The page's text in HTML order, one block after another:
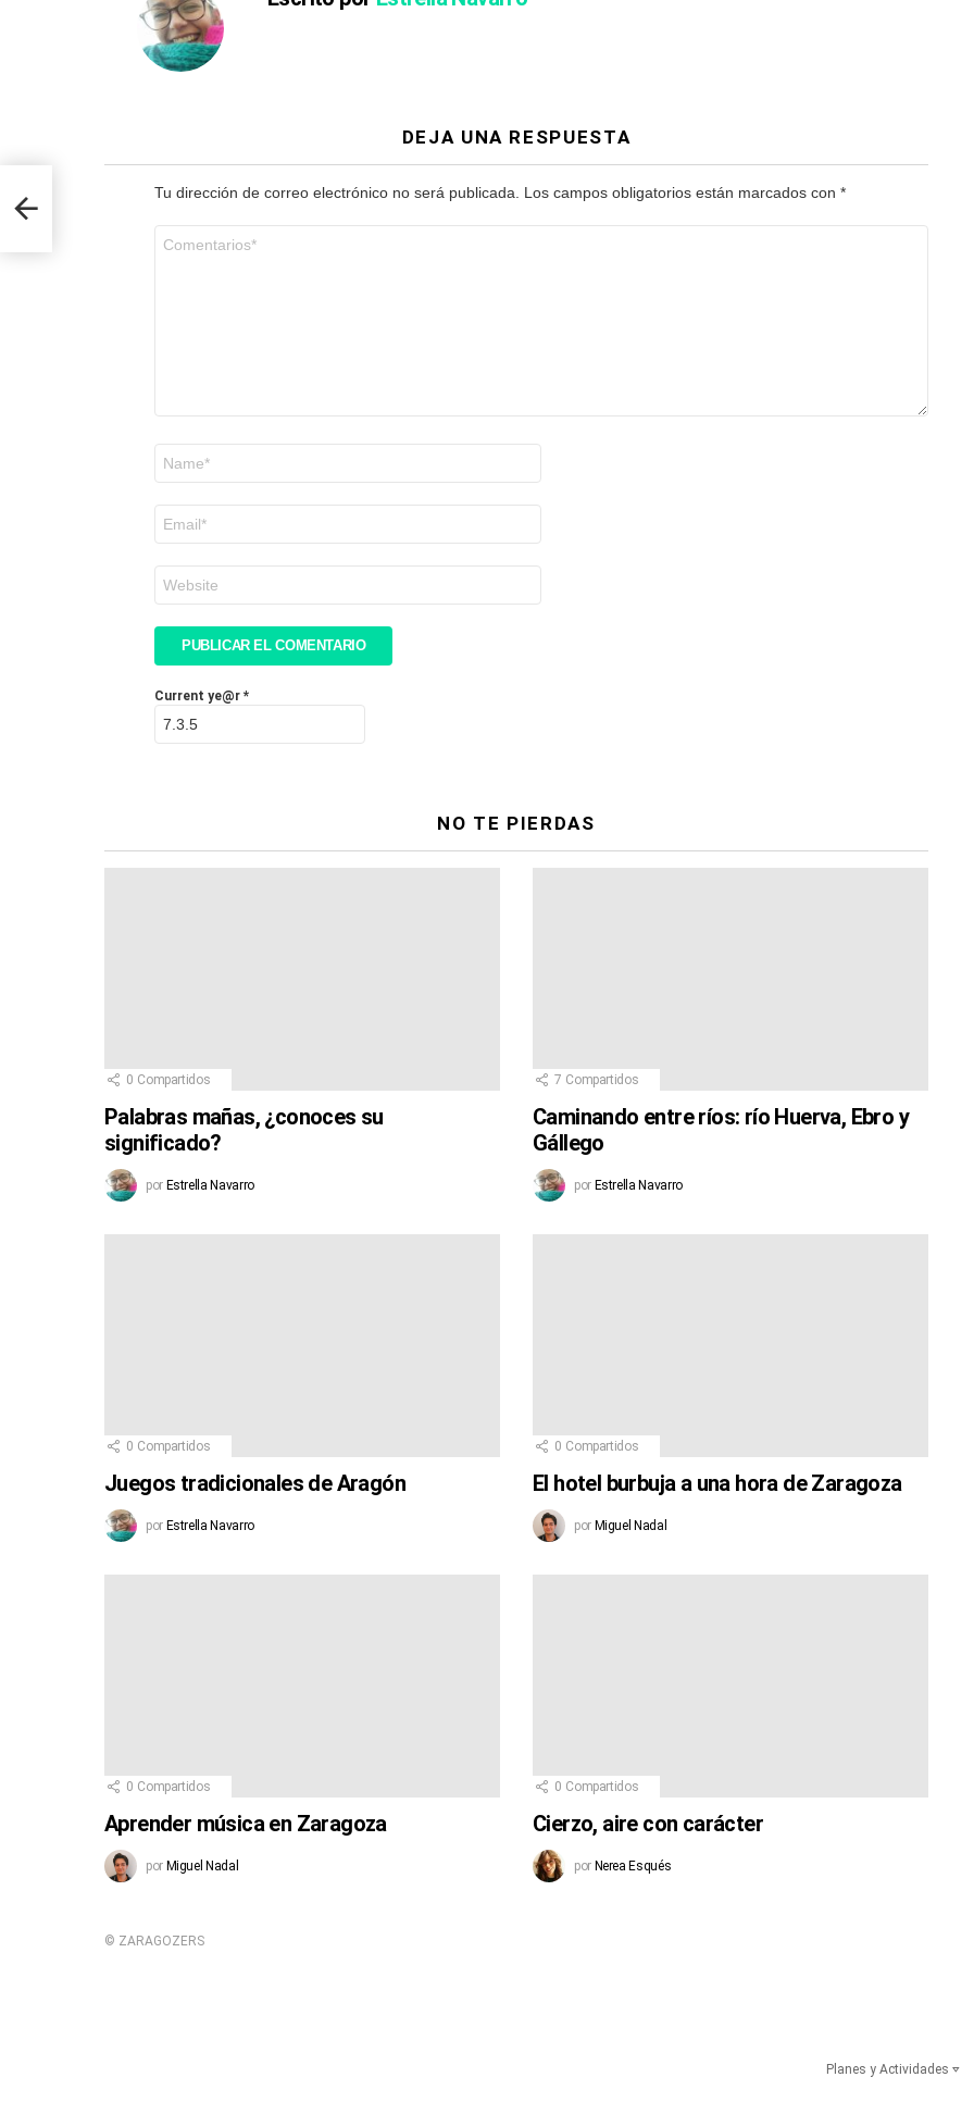
DEJA UNA RESPUESTA
Tu dirección de correo electrónico no será publicada. Los campos obligatorios están marcados con *
electrónico
*
Current ye@r *
NO TE PIERDAS
0 Compartidos
Palabras mañas, ¿conoces su
significado?
por Estrella Navarro
7 Compartidos
Caminando entre ríos: río Huerva, Ebro y
Gállego
por Estrella Navarro
0 Compartidos
Juegos tradicionales de Aragón
por Estrella Navarro
0 Compartidos
El hotel burbuja a una hora de Zaragoza
por Miguel Nadal
0 Compartidos
Aprender música en Zaragoza
por Miguel Nadal
0 Compartidos
Cierzo, aire con carácter
por Nerea Esqués
© ZARAGOZERS
Planes y Actividades